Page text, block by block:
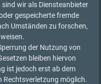
wir als Diensteanbieter
gespeicherte fremde
Umständen zu forschen,
der Nutzung von
bleiben hiervon
ist jedoch erst ab dem
Rechtsverletzung möglich.